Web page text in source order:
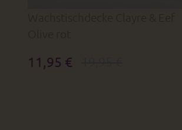
11,95 €